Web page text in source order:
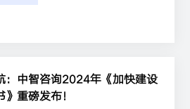
：中智咨询2024年《加快建设
重磅发布！